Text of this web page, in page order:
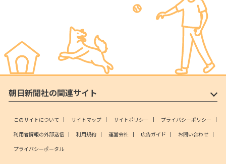
朝日新聞社の関連サイト
このサイトについて サイトマップ サイトポリシー
プライバシーポリシー
利用者情報の外部送信
利用規約 運営会社 広告ガイド
お問い合わせ
プライバシーポータル